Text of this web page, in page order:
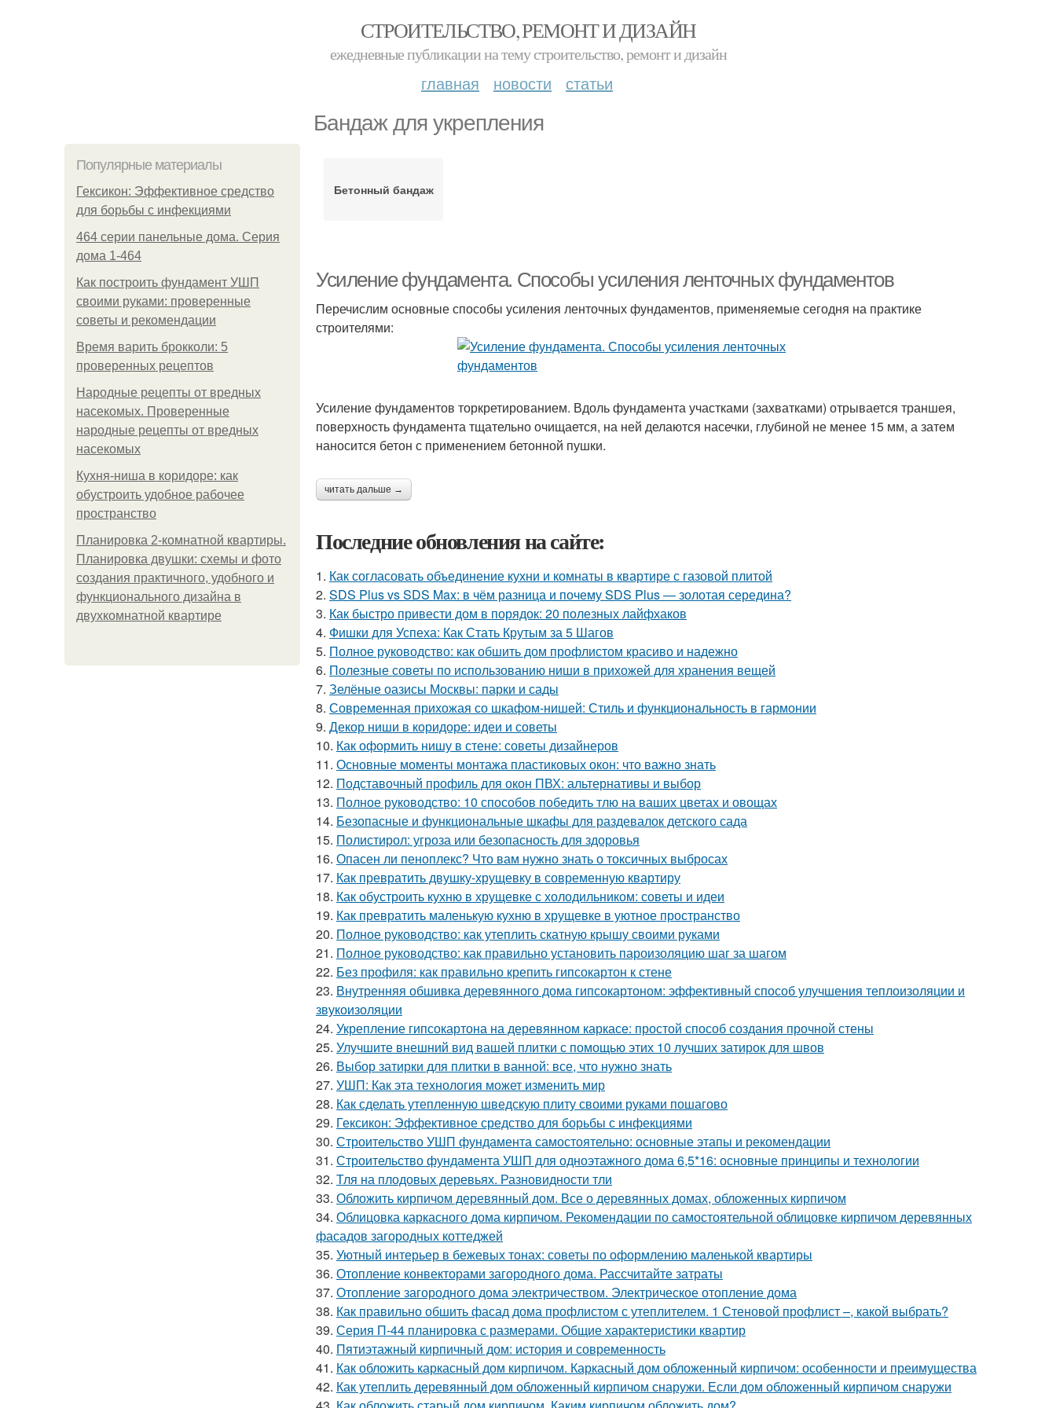
СТРОИТЕЛЬСТВО, РЕМОНТ И ДИЗАЙН
ежедневные публикации на тему строительство, ремонт и дизайн
главная новости статьи
Бандаж для укрепления
Популярные материалы
Гексикон: Эффективное средство
для борьбы с инфекциями
464 серии панельные дома. Серия
дома 1-464
Как построить фундамент УШП
своими руками: проверенные
советы и рекомендации
Время варить брокколи: 5
проверенных рецептов
Народные рецепты от вредных
насекомых. Проверенные
народные рецепты от вредных
насекомых
Кухня-ниша в коридоре: как
обустроить удобное рабочее
пространство
Планировка 2-комнатной квартиры.
Планировка двушки: схемы и фото
создания практичного, удобного и
функционального дизайна в
двухкомнатной квартире
Бетонный бандаж
Усиление фундамента. Способы усиления ленточных фундаментов
Перечислим основные способы усиления ленточных фундаментов, применяемые сегодня на практике
строителями:
Усиление фундаментов торкретированием. Вдоль фундамента участками (захватками) отрывается траншея,
поверхность фундамента тщательно очищается, на ней делаются насечки, глубиной не менее 15 мм, а затем
наносится бетон с применением бетонной пушки.
читать дальше →
Последние обновления на сайте:
1. Как согласовать объединение кухни и комнаты в квартире с газовой плитой
2. SDS Plus vs SDS Max: в чём разница и почему SDS Plus — золотая середина?
3. Как быстро привести дом в порядок: 20 полезных лайфхаков
4. Фишки для Успеха: Как Стать Крутым за 5 Шагов
5. Полное руководство: как обшить дом профлистом красиво и надежно
6. Полезные советы по использованию ниши в прихожей для хранения вещей
7. Зелёные оазисы Москвы: парки и сады
8. Современная прихожая со шкафом-нишей: Стиль и функциональность в гармонии
9. Декор ниши в коридоре: идеи и советы
10. Как оформить нишу в стене: советы дизайнеров
11. Основные моменты монтажа пластиковых окон: что важно знать
12. Подставочный профиль для окон ПВХ: альтернативы и выбор
13. Полное руководство: 10 способов победить тлю на ваших цветах и овощах
14. Безопасные и функциональные шкафы для раздевалок детского сада
15. Полистирол: угроза или безопасность для здоровья
16. Опасен ли пеноплекс? Что вам нужно знать о токсичных выбросах
17. Как превратить двушку-хрущевку в современную квартиру
18. Как обустроить кухню в хрущевке с холодильником: советы и идеи
19. Как превратить маленькую кухню в хрущевке в уютное пространство
20. Полное руководство: как утеплить скатную крышу своими руками
21. Полное руководство: как правильно установить пароизоляцию шаг за шагом
22. Без профиля: как правильно крепить гипсокартон к стене
23. Внутренняя обшивка деревянного дома гипсокартоном: эффективный способ улучшения теплоизоляции и
звукоизоляции
24. Укрепление гипсокартона на деревянном каркасе: простой способ создания прочной стены
25. Улучшите внешний вид вашей плитки с помощью этих 10 лучших затирок для швов
26. Выбор затирки для плитки в ванной: все, что нужно знать
27. УШП: Как эта технология может изменить мир
28. Как сделать утепленную шведскую плиту своими руками пошагово
29. Гексикон: Эффективное средство для борьбы с инфекциями
30. Строительство УШП фундамента самостоятельно: основные этапы и рекомендации
31. Строительство фундамента УШП для одноэтажного дома 6,5*16: основные принципы и технологии
32. Тля на плодовых деревьях. Разновидности тли
33. Обложить кирпичом деревянный дом. Все о деревянных домах, обложенных кирпичом
34. Облицовка каркасного дома кирпичом. Рекомендации по самостоятельной облицовке кирпичом деревянных
фасадов загородных коттеджей
35. Уютный интерьер в бежевых тонах: советы по оформлению маленькой квартиры
36. Отопление конвекторами загородного дома. Рассчитайте затраты
37. Отопление загородного дома электричеством. Электрическое отопление дома
38. Как правильно обшить фасад дома профлистом с утеплителем. 1 Стеновой профлист –, какой выбрать?
39. Серия П-44 планировка с размерами. Общие характеристики квартир
40. Пятиэтажный кирпичный дом: история и современность
41. Как обложить каркасный дом кирпичом. Каркасный дом обложенный кирпичом: особенности и преимущества
42. Как утеплить деревянный дом обложенный кирпичом снаружи. Если дом обложенный кирпичом снаружи